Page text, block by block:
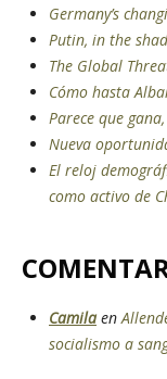
Germany’s
Putin, in the
The Global
Cómo hasta
Parece que
Nueva
El reloj
como activo de
Camilaen
socialismo a